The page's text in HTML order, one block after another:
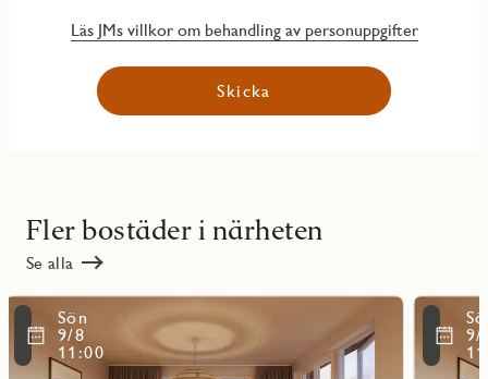
Läs JMs villkor om behandling av personuppgifter
Skicka
Fler bostäder i närheten
Se alla
Sön
9/8
11:00
Läs
mer
objekt
9/
Läs
mer
objekt